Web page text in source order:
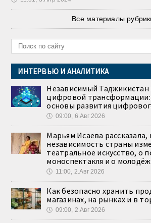
Все материалы
ИНТЕРВЬЮ И АНАЛИТИКА
Независимый Таджикистан
цифровой
основы развития
🕔 09:00, 6.Авг 2026
Марьям Исаева рассказала,
независимость страны
театральное искусство, о
моноспектакля и о
🕔 11:00, 2.Авг 2026
Как безопасно хранить
магазинах, на рынках и в
🕔 09:00, 2.Авг 2026